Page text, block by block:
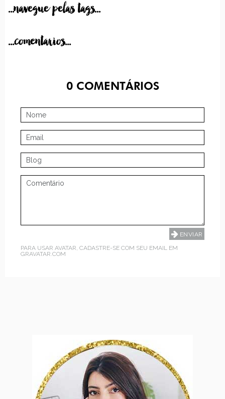
...navegue pelas tags...
...comentarios...
0COMENTÁRIOS
PARA USAR AVATAR, CADASTRE-SE COM SEU EMAIL EM
GRAVATAR.COM